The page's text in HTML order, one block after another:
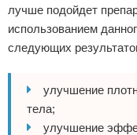
лучше подойдет
использованием
следующих
улучшение
тела;
улучшение